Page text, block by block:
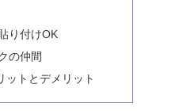
り付けOK
の仲間
ットとデメリット